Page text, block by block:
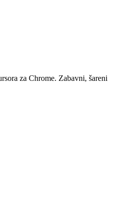
za Chrome. Zabavni, šareni